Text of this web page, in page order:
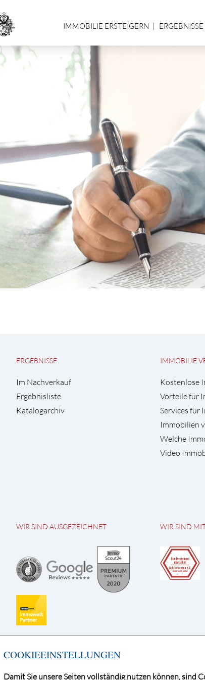
IMMOBILIE ERSTEIGERN ERGEBNISSE
ERGEBNISSE
Im Nachverkauf
Ergebnisliste
Katalogarchiv
IMMOBILIE
Kostenlose
Vorteile für
Services für
Immobilien
Welche
Video
WIR SIND AUSGEZEICHNET WIR SIND
COOKIEEINSTELLUNGEN
Damit Sie unsere Seiten vollständig nutzen können, sind